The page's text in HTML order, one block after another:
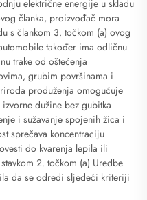
električne energije u skladu
članka, proizvođač mora
s člankom 3. točkom (a) ovog
također ima odličnu
trake od oštećenja
grubim površinama i
produženja omogućuje
dužine bez gubitka
i sužavanje spojenih žica i
sprečava koncentraciju
do kvarenja lepila ili
2. točkom (a) Uredbe
da se odredi sljedeći kriteriji